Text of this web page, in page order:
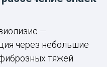
—
через небольшие
тяжей